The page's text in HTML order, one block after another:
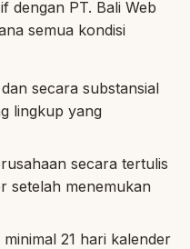
dengan PT. Bali Web
semua kondisi
secara substansial
lingkup yang
secara tertulis
setelah menemukan
21 hari kalender